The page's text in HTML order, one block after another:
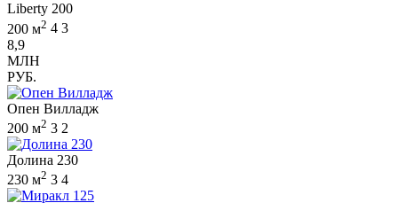
Liberty 200
200 м2 4 3
8,9
МЛН
РУБ.
Опен Вилладж
200 м2 3 2
Долина 230
230 м2 3 4